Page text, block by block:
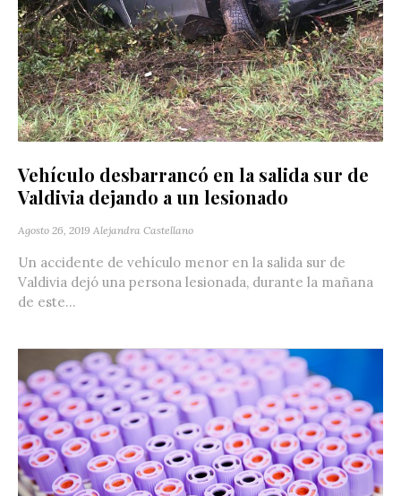
Vehículo desbarrancó en la salida sur de
Valdivia dejando a un lesionado
Agosto 26, 2019 Alejandra Castellano
Un accidente de vehículo menor en la salida sur de
Valdivia dejó una persona lesionada, durante la mañana
de este...